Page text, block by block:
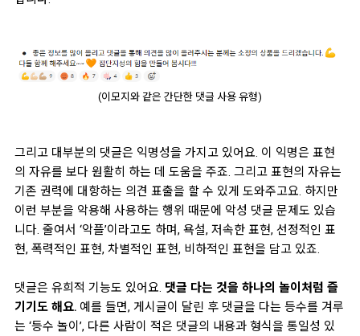
(이모지와 같은 간단한 댓글 사용 유형)
그리고 대부분의 댓글은 익명성을 가지고 있어요. 이 익명은 표현
의 자유를 보다 원활히 하는 데 도움을 주죠. 그리고 표현의 자유는
기존 권력에 대항하는 의견 표출을 할 수 있게 도와주고요. 하지만
이런 부분을 악용해 사용하는 행위 때문에 악성 댓글 문제도 있습
니다. 줄여서 ‘악플’이라고도 하며, 욕설, 저속한 표현, 선정적인 표
현, 폭력적인 표현, 차별적인 표현, 비하적인 표현을 담고 있죠.
댓글은 유희적 기능도 있어요. 댓글 다는 것을 하나의 놀이처럼 즐
기기도 해요. 예를 들면, 게시글이 달린 후 댓글을 다는 등수를 겨루
는 ‘등수 놀이’, 다른 사람이 적은 댓글의 내용과 형식을 통일성 있